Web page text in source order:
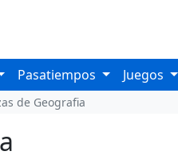
Pasatiempos Juegos
de Geografia